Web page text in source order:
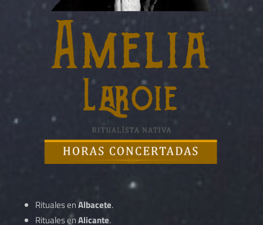
Rituales enAlbacete.
Rituales enAlicante.